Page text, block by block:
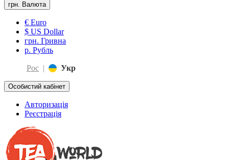
грн. Валюта
€ Euro
$ US Dollar
грн. Гривна
р. Рубль
Рос | Укр
Особистий кабінет
Авторизація
Реєстрація